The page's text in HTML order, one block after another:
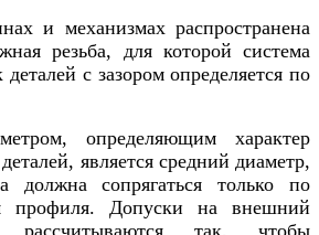
и механизмах распространена
резьба, для которой система
с зазором определяется по
определяющим характер
является средний диаметр,
должна сопрягаться только по
профиля. Допуски на внешний